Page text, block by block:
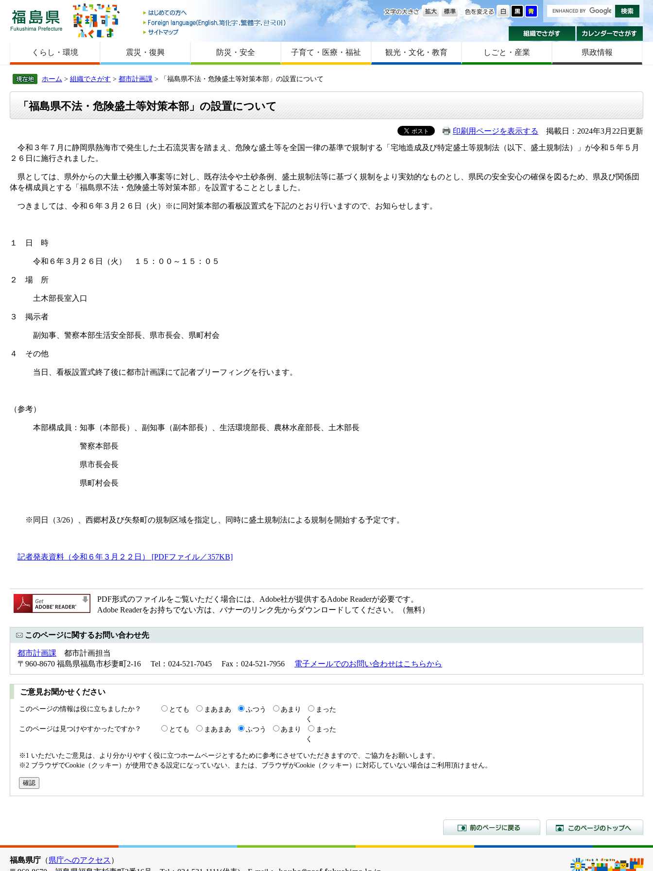
福島県
はじめての方へ
Foreign language
サイトマップ
色を変える
文字の大きさ
組織でさがす
くらし・環境 震災・復興 防災・安全 子育て・医療・福祉 観光・文化・教育 しごと・産業 県政情報
ホーム > 組織でさがす > 都市計画課 > 「福島県不法・危険盛土等対策本部」の設置について
「福島県不法・危険盛土等対策本部」の設置について
印刷用ページを表示する
掲載日：2024年3月22日更新
令和３年７月に静岡県熱海市で発生した土石流災害を踏まえ、危険な盛土等を全国一律の基準で規制する「宅地造成及び特定盛土等規制法（以下、盛土規制法）」が令和５年５月
２６日に施行されました。
県としては、県外からの大量土砂搬入事案等に対し、既存法令や土砂条例、盛土規制法等に基づく規制をより実効的なものとし、県民の安全安心の確保を図るため、県及び関係団
体を構成員とする「福島県不法・危険盛土等対策本部」を設置することとしました。
つきましては、令和６年３月２６日（火）※に同対策本部の看板設置式を下記のとおり行いますので、お知らせします。
１ 日 時
令和６年３月２６日（火） １５：００～１５：０５
２ 場 所
土木部長室入口
３ 掲示者
副知事、警察本部生活安全部長、県市長会、県町村会
４ その他
当日、看板設置式終了後に都市計画課にて記者ブリーフィングを行います。
（参考）
本部構成員：知事（本部長）、副知事（副本部長）、生活環境部長、農林水産部長、土木部長
警察本部長
県市長会長
県町村会長
※同日（3/26）、西郷村及び矢祭町の規制区域を指定し、同時に盛土規制法による規制を開始する予定です。
記者発表資料（令和６年３月２２日） [PDFファイル／357KB]
PDF形式のファイルをご覧いただく場合には、Adobe社が提供するAdobe Readerが必要です。
Adobe Readerをお持ちでない方は、バナーのリンク先からダウンロードしてください。（無料）
このページに関するお問い合わせ先
都市計画課 都市計画担当
〒960-8670 福島県福島市杉妻町2-16 Tel：024-521-7045 Fax：024-521-7956 電子メールでのお問い合わせはこちらから
ご意見お聞かせください
このページの情報は役に立ちましたか？ とても まあまあ ふつう あまり
まった
く
このページは見つけやすかったですか？
とても まあまあ ふつう あまり
まった
く
※1 いただいたご意見は、より分かりやすく役に立つホームページとするために参考にさせていただきますので、ご協力をお願いします。
※2 ブラウザでCookie（クッキー）が使用できる設定になっていない、または、ブラウザがCookie（クッキー）に対応していない場合はご利用頂けません。
前のページに戻る
福島県庁 （県庁へのアクセス ）